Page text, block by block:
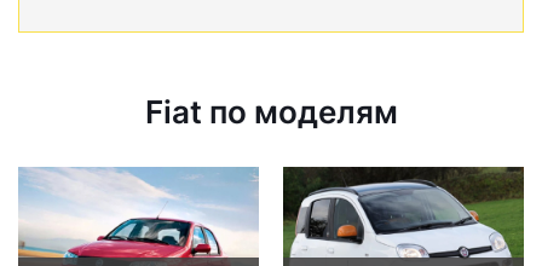
Fiat по моделям